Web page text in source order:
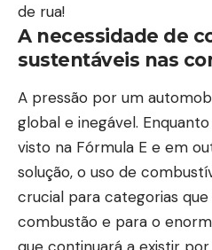
de rua!
A necessidade de
sustentáveis nas
A pressão por um
global e inegável.
visto na Fórmula E e em
solução, o uso de
crucial para categorias
combustão e para o